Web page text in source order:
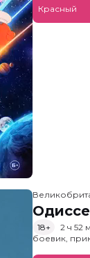
Красный
18+
2 ч 52
боевик,